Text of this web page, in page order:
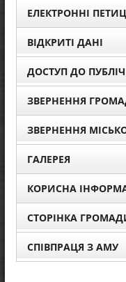
ЕЛЕКТРОННІ
ВІДКРИТІ ДАНІ
ДОСТУП ДО
ЗВЕРНЕННЯ
ЗВЕРНЕННЯ
ГАЛЕРЕЯ
КОРИСНА
СТОРІНКА
СПІВПРАЦЯ З АМУ